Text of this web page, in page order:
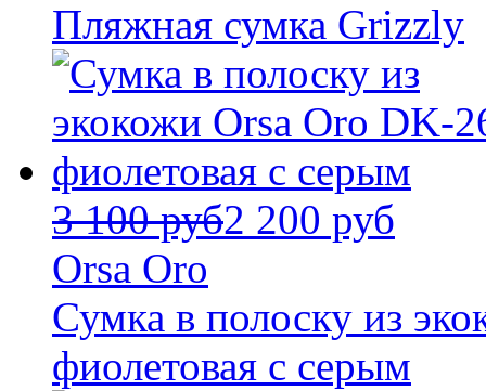
Пляжная сумка Grizzly
3 100 руб2 200 руб
Orsa Oro
Сумка в полоску из
фиолетовая с серым